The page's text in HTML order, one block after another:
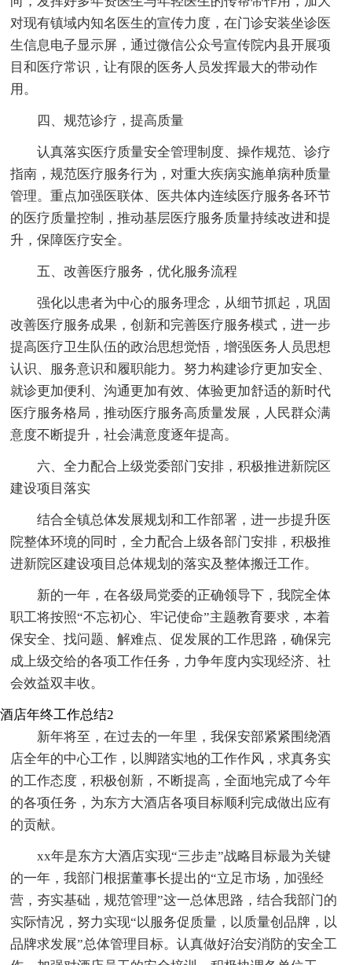
对现有镇域内知名医生的宣传力度，在门诊安装坐诊医
生信息电子显示屏，通过微信公众号宣传院内县开展项
目和医疗常识，让有限的医务人员发挥最大的带动作
用。
四、规范诊疗，提高质量
认真落实医疗质量安全管理制度、操作规范、诊疗
指南，规范医疗服务行为，对重大疾病实施单病种质量
管理。重点加强医联体、医共体内连续医疗服务各环节
的医疗质量控制，推动基层医疗服务质量持续改进和提
升，保障医疗安全。
五、改善医疗服务，优化服务流程
强化以患者为中心的服务理念，从细节抓起，巩固
改善医疗服务成果，创新和完善医疗服务模式，进一步
提高医疗卫生队伍的政治思想觉悟，增强医务人员思想
认识、服务意识和履职能力。努力构建诊疗更加安全、
就诊更加便利、沟通更加有效、体验更加舒适的新时代
医疗服务格局，推动医疗服务高质量发展，人民群众满
意度不断提升，社会满意度逐年提高。
六、全力配合上级党委部门安排，积极推进新院区
建设项目落实
结合全镇总体发展规划和工作部署，进一步提升医
院整体环境的同时，全力配合上级各部门安排，积极推
进新院区建设项目总体规划的落实及整体搬迁工作。
新的一年，在各级局党委的正确领导下，我院全体
职工将按照“不忘初心、牢记使命”主题教育要求，本着
保安全、找问题、解难点、促发展的工作思路，确保完
成上级交给的各项工作任务，力争年度内实现经济、社
会效益双丰收。
酒店年终工作总结2
新年将至，在过去的一年里，我保安部紧紧围绕酒
店全年的中心工作，以脚踏实地的工作作风，求真务实
的工作态度，积极创新，不断提高，全面地完成了今年
的各项任务，为东方大酒店各项目标顺利完成做出应有
的贡献。
xx年是东方大酒店实现“三步走”战略目标最为关键
的一年，我部门根据董事长提出的“立足市场，加强经
营，夯实基础，规范管理”这一总体思路，结合我部门的
实际情况，努力实现“以服务促质量，以质量创品牌，以
品牌求发展”总体管理目标。认真做好治安消防的安全工